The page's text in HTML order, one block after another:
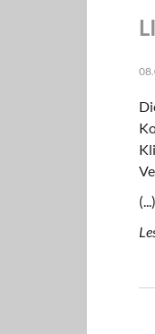
(...)